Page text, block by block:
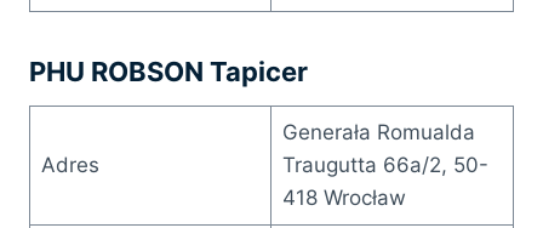
PHU ROBSON Tapicer
Adres
Generała Romualda
Traugutta 66a/2, 50-
418 Wrocław